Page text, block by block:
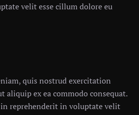
velit esse cillum dolore eu
quis nostrud exercitation
aliquip ex ea commodo consequat.
reprehenderit in voluptate velit